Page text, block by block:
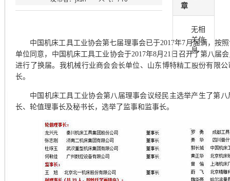
中国机床工具工业协会第七届理事会已于2017年7月届满，按
单位同意，中国机床工具工业协会于2017年8月21日召开了第八届
进行了换届。我机械行业商会会长单位、 山东博特精工股份有限
长。
中国机床工具工业协会第八届理事会议经民主选举产生了第
长、轮值理事长及秘书长，选举了监事和监事长。
章
无相
关信
息